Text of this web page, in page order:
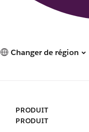
Changer de région
PRODUIT
PRODUIT